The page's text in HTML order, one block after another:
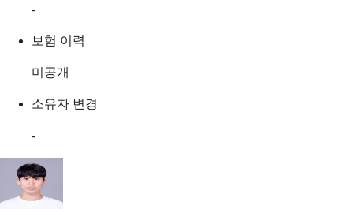
-
보험 이력
미공개
소유자 변경
-